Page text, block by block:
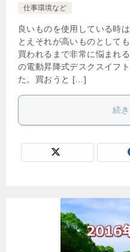
仕事環境など
良いものを使用している時
とえそれが高いものとして
買われるまで非常に悩まれ
の電動昇降式デスクスイフ
た。買おうと […]
続